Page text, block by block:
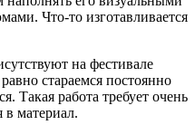
Что-то изготавливается
на фестивале
стараемся постоянно
Такая работа требует очень
материал.